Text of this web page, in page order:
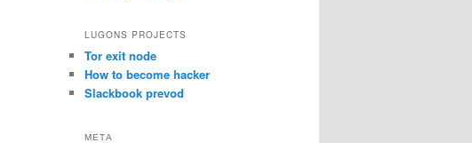
LUGONS PROJECTS
Tor exit node
How to become hacker
Slackbook prevod
МЕТА